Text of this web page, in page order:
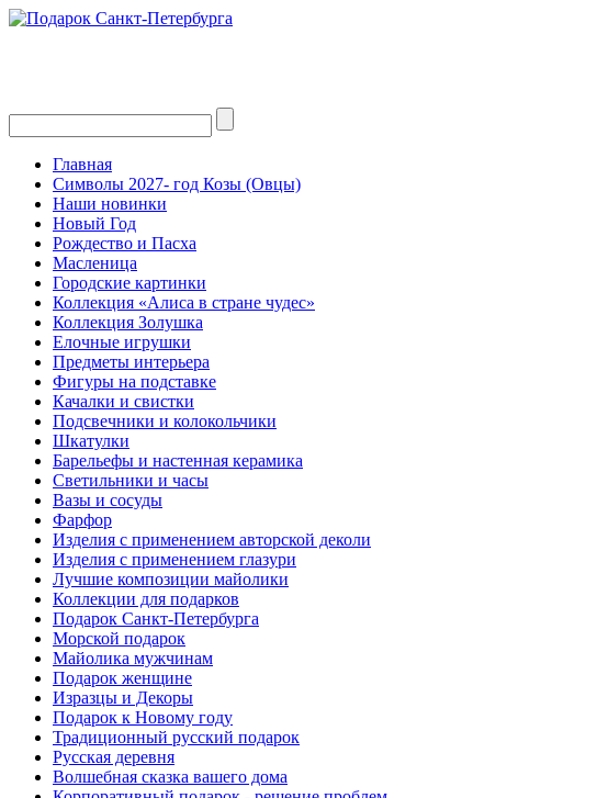
Главная
Символы 2027- год Козы (Овцы)
Наши новинки
Новый Год
Рождество и Пасха
Масленица
Городские картинки
Коллекция «Алиса в стране чудес»
Коллекция Золушка
Елочные игрушки
Предметы интерьера
Фигуры на подставке
Качалки и свистки
Подсвечники и колокольчики
Шкатулки
Барельефы и настенная керамика
Светильники и часы
Вазы и сосуды
Фарфор
Изделия с применением авторской деколи
Изделия с применением глазури
Лучшие композиции майолики
Коллекции для подарков
Подарок Санкт-Петербурга
Морской подарок
Майолика мужчинам
Подарок женщине
Изразцы и Декоры
Подарок к Новому году
Традиционный русский подарок
Русская деревня
Волшебная сказка вашего дома